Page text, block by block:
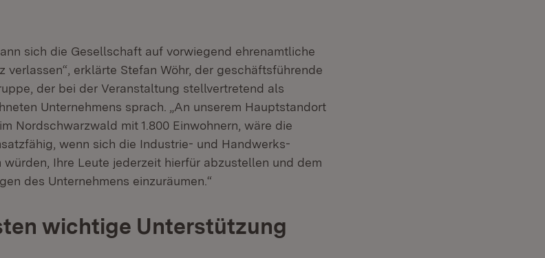
sich die Gesellschaft auf vorwiegend ehrenamtliche
verlassen“, erklärte Stefan Wöhr, der geschäftsführende
der bei der Veranstaltung stellvertretend als
Unternehmens sprach. „An unserem Hauptstandort
Nordschwarzwald mit 1.800 Einwohnern, wäre die
wenn sich die Industrie- und Handwerks-
Ihre Leute jederzeit hierfür abzustellen und dem
des Unternehmens einzuräumen.“
wichtige Unterstützung